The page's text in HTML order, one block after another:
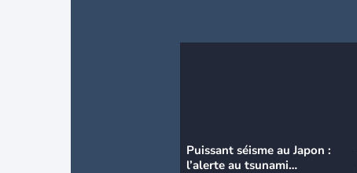
Puissant séisme au Japon :
l’alerte au tsunami